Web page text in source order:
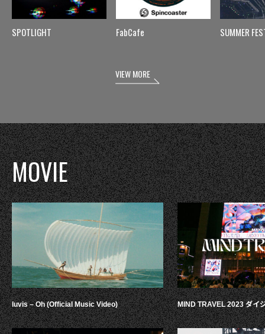
SPOTLIGHT FabCafe SUMMER
VIEW MORE
MOVIE
luvis – Oh (Official Music Video) MIND TRAVEL 2023 ダイ